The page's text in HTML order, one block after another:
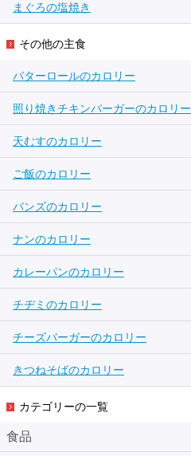
まぐろの塩焼き
その他の主食
バターロールのカロリー
照り焼きチキンバーガーのカロリー
天むすのカロリー
ご飯のカロリー
バンズのカロリー
ナンのカロリー
カレーパンのカロリー
チヂミのカロリー
チーズバーガーのカロリー
きつねそばのカロリー
カテゴリーの一覧
食品